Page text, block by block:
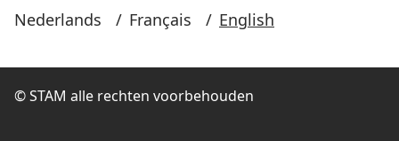
Nederlands / Français / English
© STAM alle rechten voorbehouden